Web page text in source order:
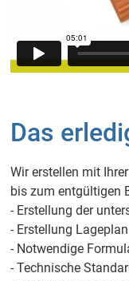
Das
Wir erstellen mit
bis zum entgültigen
- Erstellung der
- Erstellung
- Notwendige
- Technische